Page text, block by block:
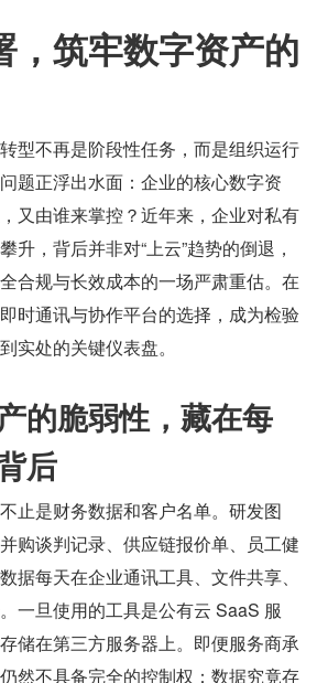
，筑牢数字资产的
型不再是阶段性任务，而是组织运行
题正浮出水面：企业的核心数字资
又由谁来掌控？近年来，企业对私有
升，背后并非对“上云”趋势的倒退，
合规与长效成本的一场严肃重估。在
时通讯与协作平台的选择，成为检验
实处的关键仪表盘。
的脆弱性，藏在每
后
止是财务数据和客户名单。研发图
购谈判记录、供应链报价单、员工健
每天在企业通讯工具、文件共享、
一旦使用的工具是公有云 SaaS 服
储在第三方服务器上。即便服务商承
然不具备完全的控制权：数据究竟存